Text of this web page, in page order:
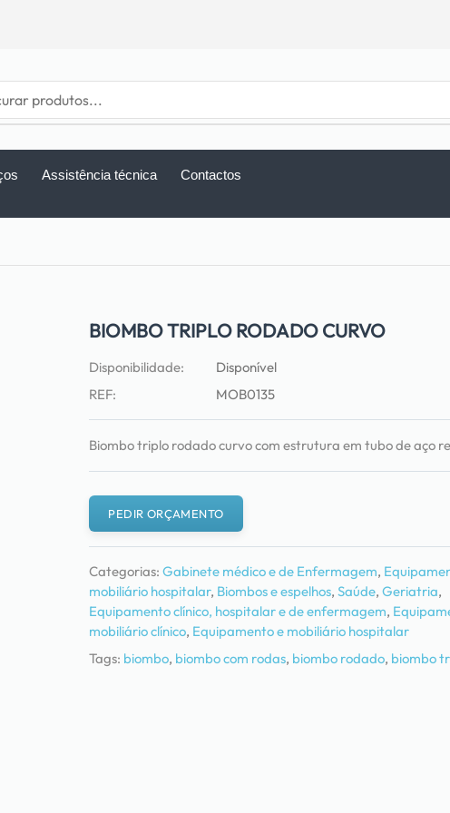
Assistência técnica Contactos
BIOMBO TRIPLO RODADO CURVO
Disponibilidade:
Disponível
REF:
MOB0135
Biombo triplo rodado curvo com estrutura em tubo de aço
PEDIR ORÇAMENTO
Categorias: Gabinete médico e de Enfermagem,
mobiliário hospitalar, Biombos e espelhos, Saúde, Geriatria,
Equipamento clínico, hospitalar e de enfermagem,
mobiliário clínico, Equipamento e mobiliário hospitalar
Tags: biombo, biombo com rodas, biombo rodado, biombo